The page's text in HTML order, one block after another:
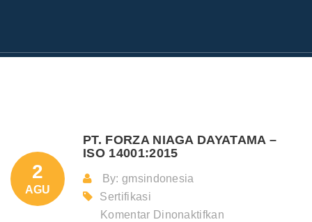
2
AGU
PT. FORZA NIAGA DAYATAMA –
ISO 14001:2015
By: gmsindonesia
Sertifikasi
Komentar Dinonaktifkan